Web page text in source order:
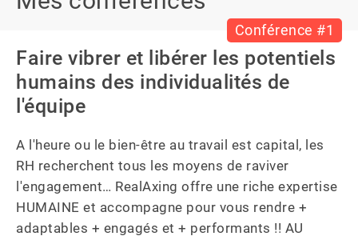
Conférence #1
Faire vibrer et libérer les potentiels
humains des individualités de
l'équipe
A l'heure ou le bien-être au travail est capital, les
RH recherchent tous les moyens de raviver
l'engagement… RealAxing offre une riche expertise
HUMAINE et accompagne pour vous rendre +
adaptables + engagés et + performants !! AU